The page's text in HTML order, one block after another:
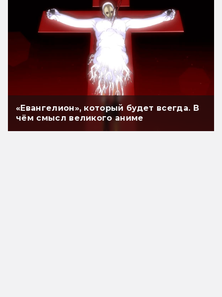
«Евангелион», который будет всегда. В
чём смысл великого аниме